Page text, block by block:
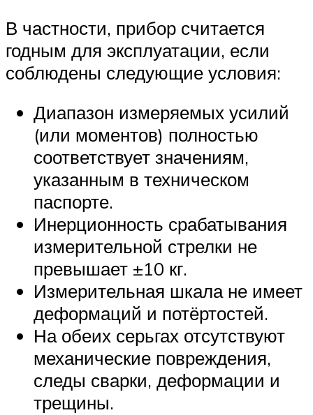
В частности, прибор считается
годным для эксплуатации, если
соблюдены следующие условия:
Диапазон измеряемых усилий
(или моментов) полностью
соответствует значениям,
указанным в техническом
паспорте.
Инерционность срабатывания
измерительной стрелки не
превышает ±10 кг.
Измерительная шкала не имеет
деформаций и потёртостей.
На обеих серьгах отсутствуют
механические повреждения,
следы сварки, деформации и
трещины.